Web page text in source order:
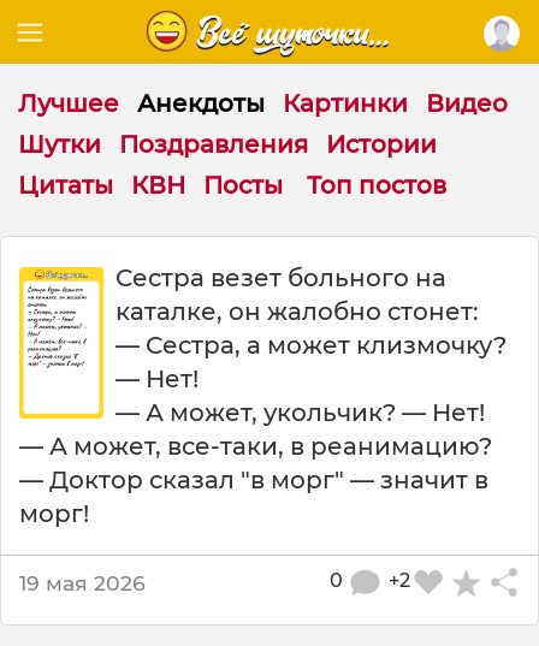
Лучшее Анекдоты Картинки
Видео
Шутки
Поздравления
Истории
Цитаты
КВН Посты Топ постов
б
ь
Сестра везет больного на
каталке, он жалобно стонет:
— Сестра, а может клизмочку?
— Нет!
— А может, укольчик? — Нет!
— А может, все-таки, в реанимацию?
— Доктор сказал "в морг" — значит в
морг!
19 мая 2026 +2
0